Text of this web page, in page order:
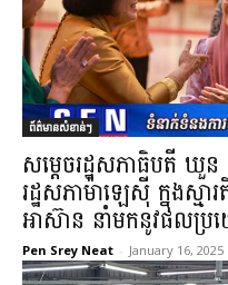
ព័ត៌មានសំខាន់ៗ
សម្តេចរដ្ឋសភាធិបតី ឃួ
រដ្ឋសភាម៉ាឡេស៊ី ក្នុងស្មា
អាស៊ាន នាំមកនូវផលប្
Pen Srey Neat - January 16, 2025